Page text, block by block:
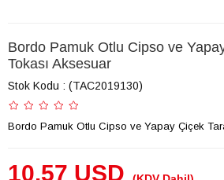
Bordo Pamuk Otlu Cipso ve
Tokası Aksesuar
Stok Kodu (TAC2019130)
Bordo Pamuk Otlu Cipso ve Yapay Çiçek
10.57 USD